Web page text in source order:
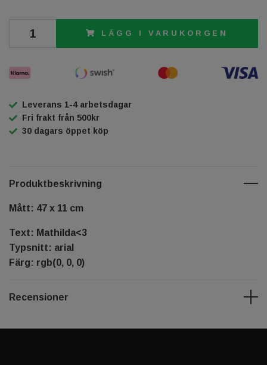
LÄGG I VARUKORGEN
Leverans 1-4 arbetsdagar
Fri frakt från 500kr
30 dagars öppet köp
Produktbeskrivning
Mått: 47 x 11 cm
Text: Mathilda<3
Typsnitt: arial
Färg: rgb(0, 0, 0)
Recensioner